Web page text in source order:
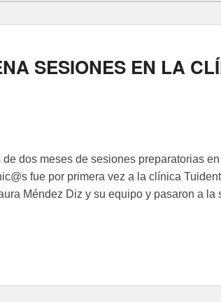
SESIONES EN LA
dos meses de sesiones preparatorias en
fue por primera vez a la clínica
Méndez Diz y su equipo y pasaron a la